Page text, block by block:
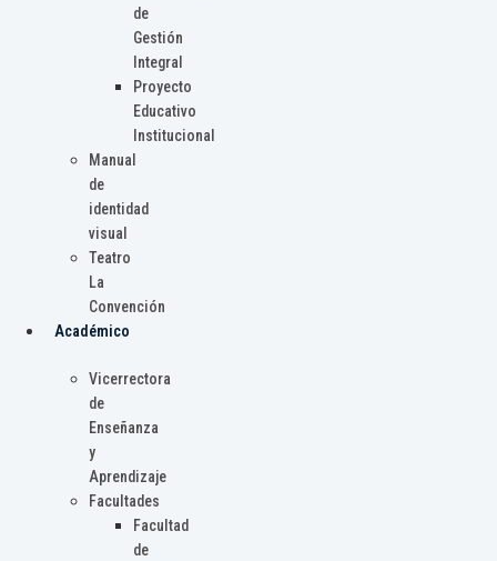
de
Gestión
Integral
Proyecto
Educativo
Institucional
Manual
de
identidad
visual
Teatro
La
Convención
Académico
Vicerrectora
de
Enseñanza
y
Aprendizaje
Facultades
Facultad
de